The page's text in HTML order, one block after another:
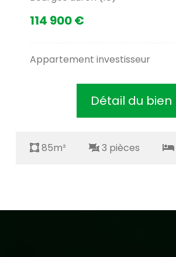
114 900 €
Appartement investisseur
Détail du bien
85m² 3 pièces